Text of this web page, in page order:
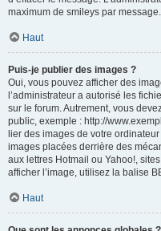
maximum de smileys par message.
Haut
Puis-je publier des images ?
Oui, vous pouvez afficher des
l’administrateur a autorisé les
sur le forum. Autrement, vous
public, exemple : http://
lier des images de votre
images placées derrière des
aux lettres Hotmail ou Yahoo!,
afficher l’image, utilisez la balise
Haut